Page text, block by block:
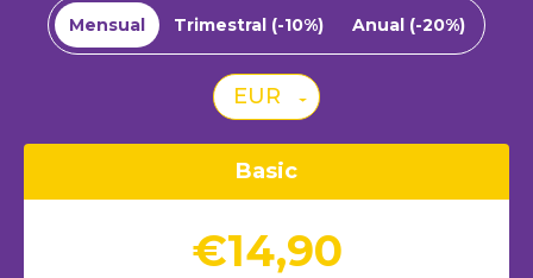
Mensual Trimestral (-10%) Anual (-20%)
EUR
Basic
€14,90